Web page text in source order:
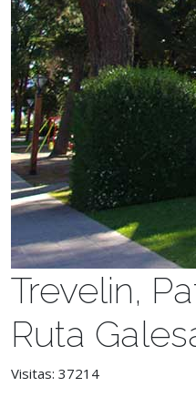
Trevelin,
Ruta
Visitas: 37214